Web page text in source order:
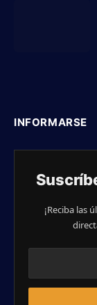
INFORMARSE
¡Reciba las